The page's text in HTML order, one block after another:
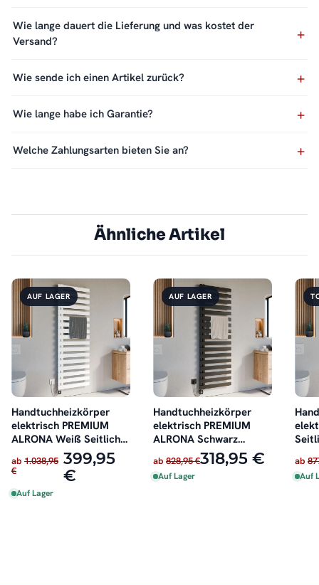
Wie lange dauert die Lieferung und was kostet der
Versand?
Wie sende ich einen Artikel zurück?
Wie lange habe ich Garantie?
Welche Zahlungsarten bieten Sie an?
Ähnliche Artikel
AUF LAGER
Handtuchheizkörper
elektrisch PREMIUM
ALRONA Weiß Seitlich
offen inkl. Heizstab
ab 1.038,95
€
399,95
€
Auf Lager
AUF LAGER
Handtuchheizkörper
elektrisch PREMIUM
ALRONA Schwarz
Seitlich offen rechts
oder links inkl. Heizstab
ab 828,95 €318,95 €
Auf Lager
ab
Auf